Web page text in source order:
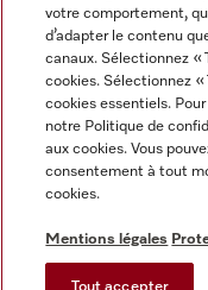
Informations légales
CGV
Protection des données
Conditions d’utilisation
Digital Services Act
votre comportement,
d’adapter le contenu
canaux. Sélectionnez «
cookies. Sélectionnez «
cookies essentiels.
notre Politique de
aux cookies. Vous
consentement à tout
cookies.
Mentions légales